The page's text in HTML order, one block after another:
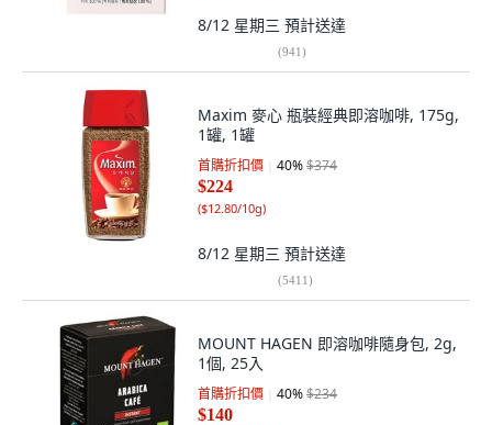
8/12 星期三 預計送達
(941)
Maxim 麥心 瓶裝經典即溶咖啡, 175g,
1罐, 1罐
首購折扣價 40%$374
$224
($12.80/10g)
8/12 星期三 預計送達
(5411)
MOUNT HAGEN 即溶咖啡隨身包, 2g,
1個, 25入
首購折扣價 40%$234
$140